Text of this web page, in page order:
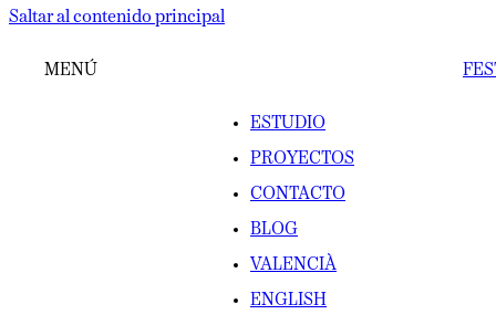
Saltar al contenido principal
MENÚ
ESTUDIO
PROYECTOS
CONTACTO
BLOG
VALENCIÀ
ENGLISH